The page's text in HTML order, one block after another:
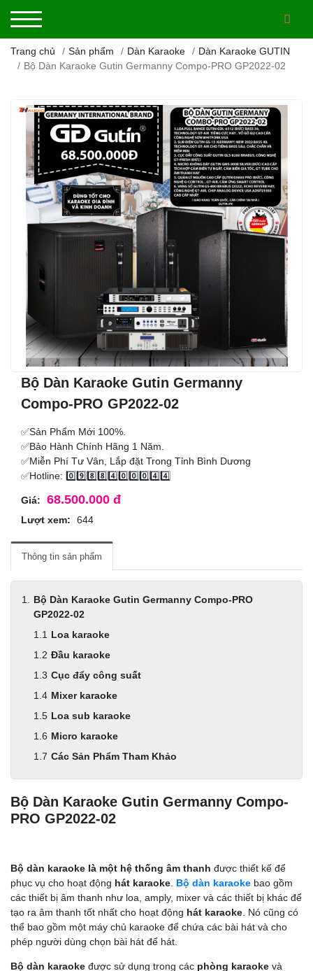
Trang chủ Sản phẩm Dàn Karaoke
Dàn Karaoke GUTIN
Bộ Dàn Karaoke Gutin Germanny Compo-PRO GP2022-02
Bộ Dàn Karaoke Gutin Germanny
Compo-PRO GP2022-02
✅Sản Phẩm Mới 100%.
✅Bảo Hành Chính Hãng 1 Năm.
✅Miễn Phí Tư Vân, Lắp đặt Trong Tỉnh Bình Dương
✅Hotline: 0️⃣9️⃣8️⃣8️⃣4️⃣0️⃣0️⃣0️⃣4️⃣4️⃣
Giá: 68.500.000 đ
Lượt xem: 644
Thông tin sản phẩm
Bộ Dàn Karaoke Gutin Germanny Compo-PRO
GP2022-02
Loa karaoke
Đầu karaoke
Cục đẩy công suất
Mixer karaoke
Loa sub karaoke
Micro karaoke
Các Sản Phẩm Tham Khảo
Bộ Dàn Karaoke Gutin Germanny Compo-
PRO GP2022-02
Bộ dàn karaoke là một hệ thống âm thanh được thiết kế để
phục vụ cho hoạt động hát karaoke. Bộ dàn karaoke bao gồm
các thiết bị âm thanh như loa, amply, mixer và các thiết bị khác để
tạo ra âm thanh tốt nhất cho hoạt động hát karaoke. Nó cũng có
thể bao gồm một máy chủ karaoke để chứa các bài hát và cho
phép người dùng chọn bài hát để hát.
Bộ dàn karaoke được sử dụng trong các phòng karaoke và